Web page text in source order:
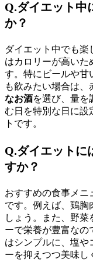
Q.ダイエット中
か？
ダイエット中でも
はカロリーが高いた
す。特にビールや甘
も飲みたい場合は
なお酒を選び、量を
む日を特別な日に設
トです。
Q.ダイエットに
すか？
おすすめの食事メニ
です。例えば、鶏胸
しょう。また、野菜
ーで栄養が豊富なの
はシンプルに、塩や
ーを抑えつつ美味し